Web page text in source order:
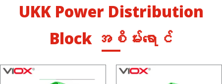
UKK Power Distribution
Block အစိမ်းရောင်